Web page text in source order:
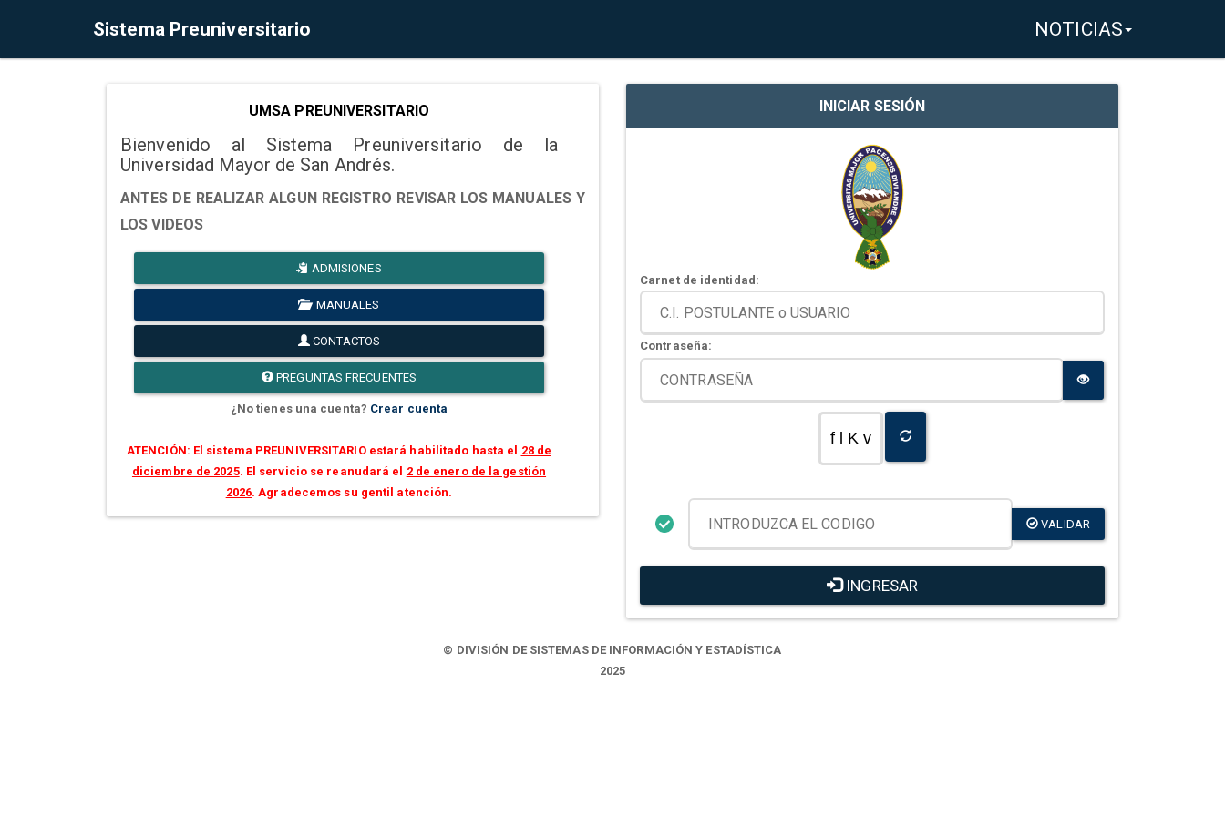
Sistema Preuniversitario NOTICIAS
UMSA PREUNIVERSITARIO
Bienvenido al Sistema Preuniversitario de la
Universidad Mayor de San Andrés.
ANTES DE REALIZAR ALGUN REGISTRO REVISAR LOS MANUALES Y
LOS VIDEOS
ADMISIONES
MANUALES
CONTACTOS
PREGUNTAS FRECUENTES
¿No tienes una cuenta? Crear cuenta
ATENCIÓN: El sistema PREUNIVERSITARIO estará habilitado hasta el 28 de
diciembre de 2025. El servicio se reanudará el 2 de enero de la gestión
2026. Agradecemos su gentil atención.
INICIAR SESIÓN
Carnet de identidad:
Contraseña:
f l K v
VALIDAR
INGRESAR
© DIVISIÓN DE SISTEMAS DE INFORMACIÓN Y ESTADÍSTICA
2025